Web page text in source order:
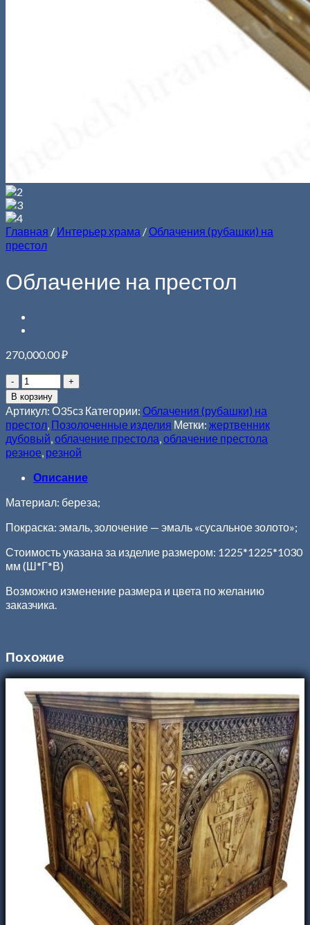
Главная / Интерьер храма / Облачения (рубашки) на
престол
Облачение на престол
270,000.00₽
В корзину
Артикул: О35сз Категории: Облачения (рубашки) на
престол, Позолоченные изделия Метки: жертвенник
дубовый,облачение престола,облачение престола
резное, резной
Описание
Материал: береза;
Покраска: эмаль, золочение — эмаль «сусальное золото»;
Стоимость указана за изделие размером: 1225*1225*1030
мм (Ш*Г*В)
Возможно изменение размера и цвета по желанию
заказчика.
Похожие